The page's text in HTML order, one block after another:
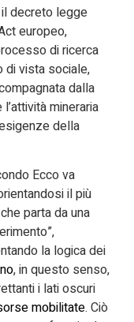
il decreto legge
europeo,
di ricerca
di vista sociale,
dalla
mineraria
della
Ecco va
il più
parta da una
la logica dei
, in questo senso,
i lati oscuri
mobilitate. Ciò